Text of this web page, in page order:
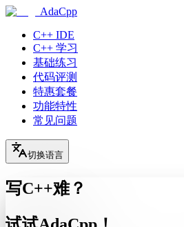
AdaCpp
C++ IDE
C++ 学习
基础练习
代码评测
特惠套餐
功能特性
常见问题
切换语言
写C++难？